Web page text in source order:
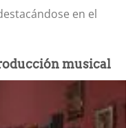
en el
musical